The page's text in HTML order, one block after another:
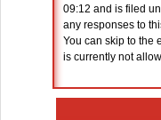
09:12 and is filed
any responses to
You can skip to the
is currently not